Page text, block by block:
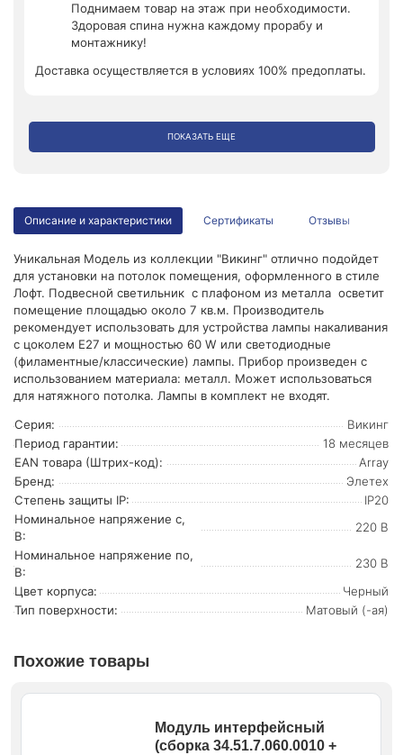
Поднимаем товар на этаж при необходимости.
Здоровая спина нужна каждому прорабу и
монтажнику!
Доставка осуществляется в условиях 100% предоплаты.
ПОКАЗАТЬ ЕЩЕ
Описание и характеристики Сертификаты Отзывы
Уникальная Модель из коллекции "Викинг" отлично подойдет
для установки на потолок помещения, оформленного в стиле
Лофт. Подвесной светильник с плафоном из металла осветит
помещение площадью около 7 кв.м. Производитель
рекомендует использовать для устройства лампы накаливания
с цоколем E27 и мощностью 60 W или светодиодные
(филаментные/классические) лампы. Прибор произведен с
использованием материала: металл. Может использоваться
для натяжного потолка. Лампы в комплект не входят.
Серия:
Викинг
Период гарантии:
18 месяцев
EAN товара (Штрих-код):
Array
Бренд:
Элетех
Степень защиты IP:
IP20
Номинальное напряжение с,
В:
220 В
Номинальное напряжение по,
В:
230 В
Цвет корпуса:
Черный
Тип поверхности:
Матовый (-ая)
Похожие товары
Модуль интерфейсный
(сборка 34.51.7.060.0010 +